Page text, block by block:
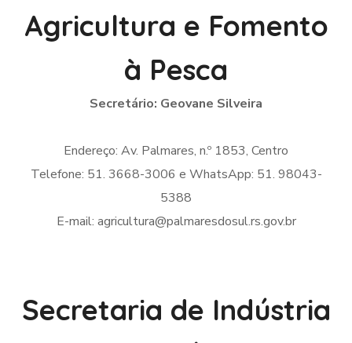
Agricultura e Fomento
à Pesca
Secretário: Geovane Silveira
Endereço: Av. Palmares, n.º 1853, Centro
Telefone: 51. 3668-3006 e WhatsApp: 51. 98043-
5388
E-mail: agricultura@palmaresdosul.rs.gov.br
Secretaria de Indústria